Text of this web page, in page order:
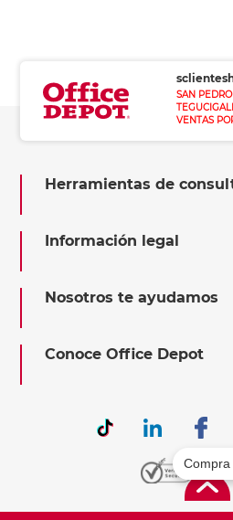
SAN
VENTAS
Herramientas de
Información legal
Nosotros te ayudamos
Conoce Office Depot